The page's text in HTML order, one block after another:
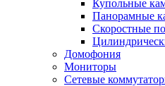
Купольные
Панорамные
Скоростные
Домофония
Мониторы
Сетевые